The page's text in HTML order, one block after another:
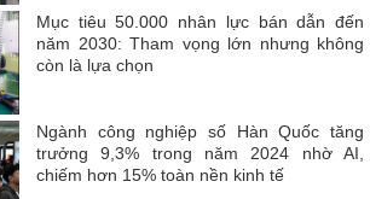
Mục tiêu 50.000 nhân lực bán dẫn đến
năm 2030: Tham vọng lớn nhưng không
còn là lựa chọn
Ngành công nghiệp số Hàn Quốc tăng
trưởng 9,3% trong năm 2024 nhờ AI,
chiếm hơn 15% toàn nền kinh tế